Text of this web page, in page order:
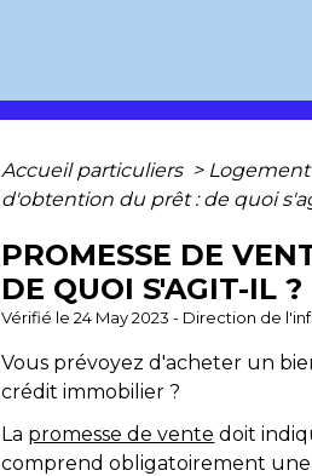
Accueil particuliers > Logement
d'obtention du prêt : de quoi
PROMESSE DE
DE QUOI S'AGIT-IL ?
Vérifié le 24 May 2023 - Direction de
Vous prévoyez d'acheter un
crédit immobilier ?
La promesse de vente doit
comprend obligatoirement